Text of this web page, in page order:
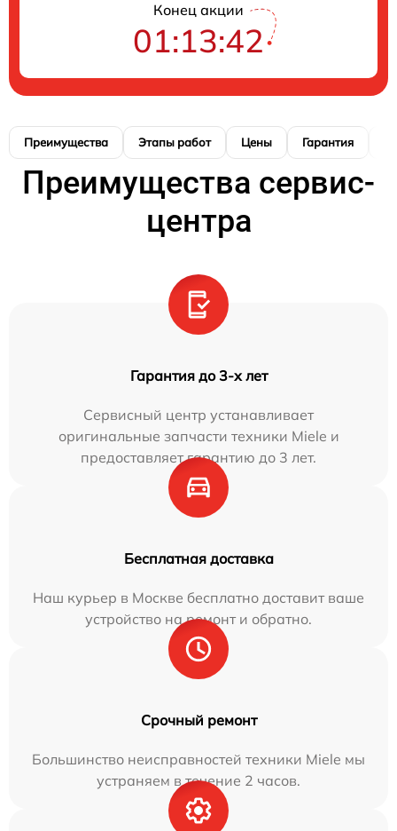
Конец акции
01:13:41
Преимущества Этапы работ Цены Гарантия
Преимущества сервис-
центра
Гарантия до 3-х лет
Сервисный центр устанавливает
оригинальные запчасти техники Miele и
предоставляет гарантию до 3 лет.
Бесплатная доставка
Наш курьер в Москве бесплатно доставит ваше
устройство на ремонт и обратно.
Срочный ремонт
Большинство неисправностей техники Miele мы
устраняем в течение 2 часов.